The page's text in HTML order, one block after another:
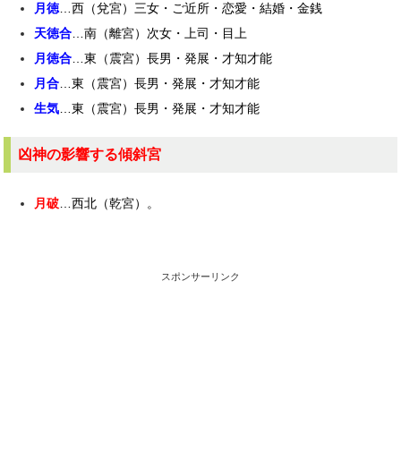
月徳 …西（兌宮）三女・ご近所・恋愛・結婚・金銭
天徳合 …南（離宮）次女・上司・目上
月徳合 …東（震宮）長男・発展・才知才能
月合 …東（震宮）長男・発展・才知才能
生気 …東（震宮）長男・発展・才知才能
凶神の影響する傾斜宮
月破 …西北（乾宮）。
スポンサーリンク